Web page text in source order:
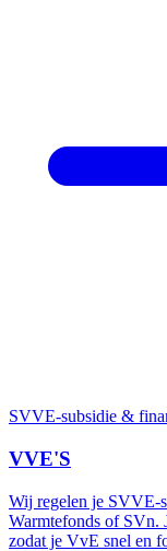
SVVE-subsidie &
VVE'S
Wij regelen je SVVE-
Warmtefonds of SVn.
zodat je VvE snel en